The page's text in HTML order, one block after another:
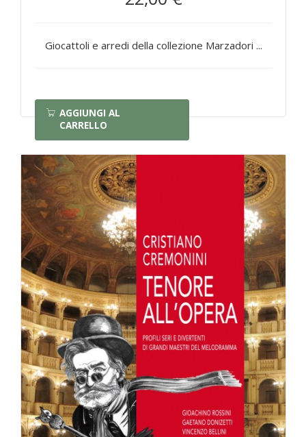
Giocattoli e arredi della collezione Marzadori ...
AGGIUNGI AL
CARRELLO